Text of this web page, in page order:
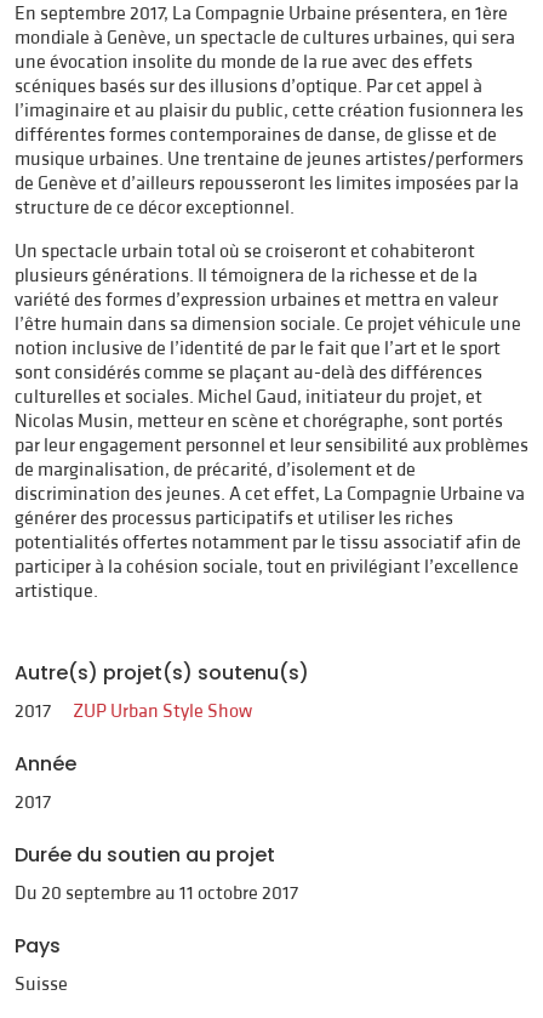
En septembre 2017, La Compagnie Urbaine présentera, en 1ère
mondiale à Genève, un spectacle de cultures urbaines, qui sera
une évocation insolite du monde de la rue avec des effets
scéniques basés sur des illusions d’optique. Par cet appel à
l’imaginaire et au plaisir du public, cette création fusionnera les
différentes formes contemporaines de danse, de glisse et de
musique urbaines. Une trentaine de jeunes artistes/performers
de Genève et d’ailleurs repousseront les limites imposées par la
structure de ce décor exceptionnel.
Un spectacle urbain total où se croiseront et cohabiteront
plusieurs générations. Il témoignera de la richesse et de la
variété des formes d’expression urbaines et mettra en valeur
l’être humain dans sa dimension sociale. Ce projet véhicule une
notion inclusive de l’identité de par le fait que l’art et le sport
sont considérés comme se plaçant au-delà des différences
culturelles et sociales. Michel Gaud, initiateur du projet, et
Nicolas Musin, metteur en scène et chorégraphe, sont portés
par leur engagement personnel et leur sensibilité aux problèmes
de marginalisation, de précarité, d’isolement et de
discrimination des jeunes. A cet effet, La Compagnie Urbaine va
générer des processus participatifs et utiliser les riches
potentialités offertes notamment par le tissu associatif afin de
participer à la cohésion sociale, tout en privilégiant l’excellence
artistique.
Autre(s) projet(s) soutenu(s)
2017 ZUP Urban Style Show
Année
2017
Durée du soutien au projet
Du 20 septembre au 11 octobre 2017
Pays
Suisse